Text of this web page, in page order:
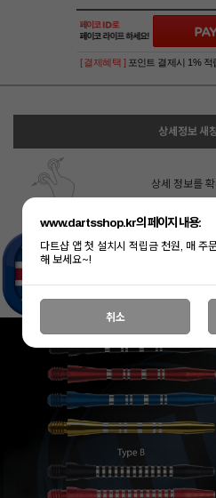
페이코 ID로 페
[ 결제혜택 ] 포인트 결제시 1% 적
상세정보 새
상세 정보를
www.dartsshop.kr의 페이지 내용:
다트샵 앱 첫 설치시 적립금 천원, 매 주
해 보세요~!
취소